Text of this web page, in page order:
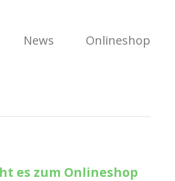
News Onlineshop
es zum Onlineshop